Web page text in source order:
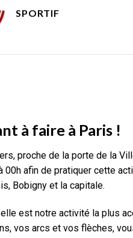
SPORTIF
à faire à Paris !
proche de la porte de la
afin de pratiquer cette
Bobigny et la capitale.
est notre activité la plus
vos arcs et vos flèches,